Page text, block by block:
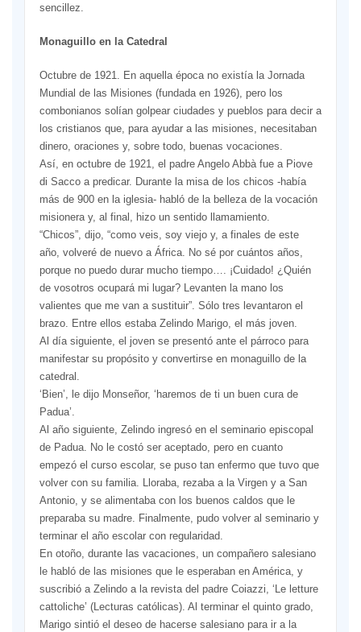
sencillez.
Monaguillo en la Catedral
Octubre de 1921. En aquella época no existía la Jornada
Mundial de las Misiones (fundada en 1926), pero los
combonianos solían golpear ciudades y pueblos para decir a
los cristianos que, para ayudar a las misiones, necesitaban
dinero, oraciones y, sobre todo, buenas vocaciones.
Así, en octubre de 1921, el padre Angelo Abbà fue a Piove
di Sacco a predicar. Durante la misa de los chicos -había
más de 900 en la iglesia- habló de la belleza de la vocación
misionera y, al final, hizo un sentido llamamiento.
“Chicos”, dijo, “como veis, soy viejo y, a finales de este
año, volveré de nuevo a África. No sé por cuántos años,
porque no puedo durar mucho tiempo…. ¡Cuidado! ¿Quién
de vosotros ocupará mi lugar? Levanten la mano los
valientes que me van a sustituir”. Sólo tres levantaron el
brazo. Entre ellos estaba Zelindo Marigo, el más joven.
Al día siguiente, el joven se presentó ante el párroco para
manifestar su propósito y convertirse en monaguillo de la
catedral.
‘Bien’, le dijo Monseñor, ‘haremos de ti un buen cura de
Padua’.
Al año siguiente, Zelindo ingresó en el seminario episcopal
de Padua. No le costó ser aceptado, pero en cuanto
empezó el curso escolar, se puso tan enfermo que tuvo que
volver con su familia. Lloraba, rezaba a la Virgen y a San
Antonio, y se alimentaba con los buenos caldos que le
preparaba su madre. Finalmente, pudo volver al seminario y
terminar el año escolar con regularidad.
En otoño, durante las vacaciones, un compañero salesiano
le habló de las misiones que le esperaban en América, y
suscribió a Zelindo a la revista del padre Coiazzi, ‘Le letture
cattoliche’ (Lecturas católicas). Al terminar el quinto grado,
Marigo sintió el deseo de hacerse salesiano para ir a la